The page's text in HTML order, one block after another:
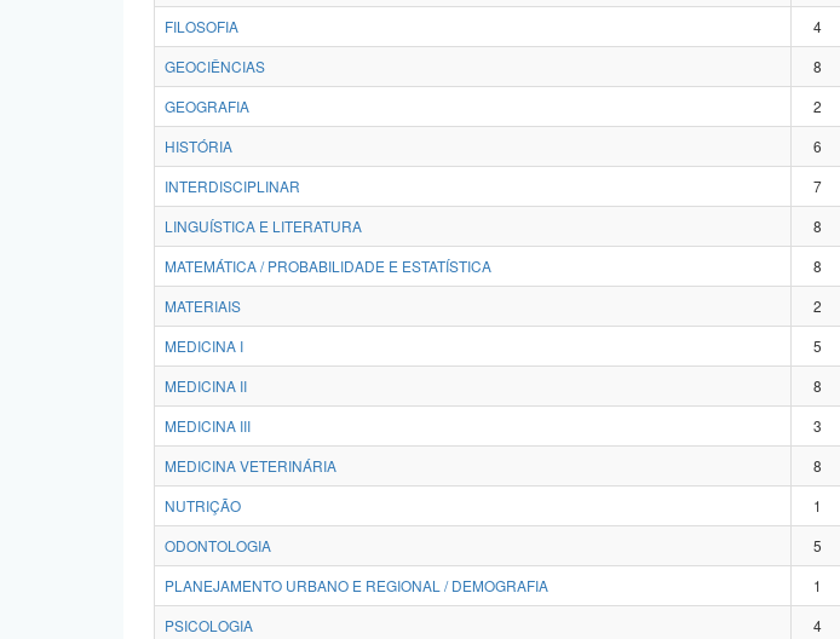
FILOSOFIA
4
GEOCIÊNCIAS
8
GEOGRAFIA
2
HISTÓRIA
6
INTERDISCIPLINAR
7
LINGUÍSTICA E LITERATURA
8
MATEMÁTICA / PROBABILIDADE E ESTATÍSTICA
8
MATERIAIS
2
MEDICINA I
5
MEDICINA II
8
MEDICINA III
3
MEDICINA VETERINÁRIA
8
NUTRIÇÃO
1
ODONTOLOGIA
5
PLANEJAMENTO URBANO E REGIONAL / DEMOGRAFIA
1
PSICOLOGIA
4